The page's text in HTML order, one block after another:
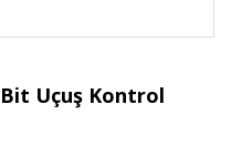
Bit Uçuş Kontrol